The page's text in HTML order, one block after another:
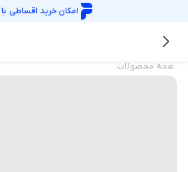
امکان خرید اقساطی با
همه محصولات